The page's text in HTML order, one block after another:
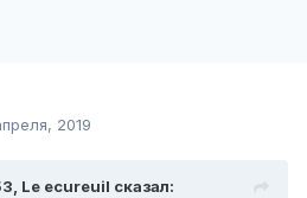
2019
Le ecureuil сказал: